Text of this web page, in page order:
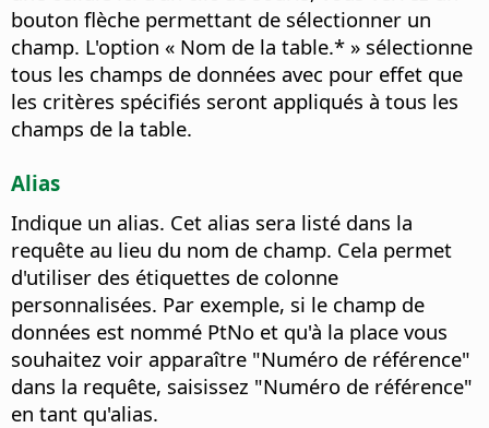
bouton flèche permettant de sélectionner un
champ. L'option « Nom de la table.* » sélectionne
tous les champs de données avec pour effet que
les critères spécifiés seront appliqués à tous les
champs de la table.
Alias
Indique un alias. Cet alias sera listé dans la
requête au lieu du nom de champ. Cela permet
d'utiliser des étiquettes de colonne
personnalisées. Par exemple, si le champ de
données est nommé PtNo et qu'à la place vous
souhaitez voir apparaître "Numéro de référence"
dans la requête, saisissez "Numéro de référence"
en tant qu'alias.